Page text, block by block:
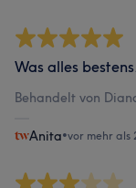
Was alles
Behandelt von
Anita•vor mehr als